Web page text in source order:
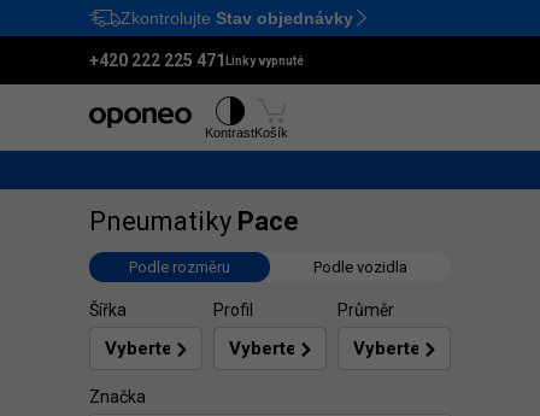
Ctrl M
Zkontrolujte Stav objednávky
+420 222 225 471 Linky vypnuté
KontrastKošík
Pneumatiky Pace
Podle rozměru Podle vozidla
Šířka Profil Průměr
Značka